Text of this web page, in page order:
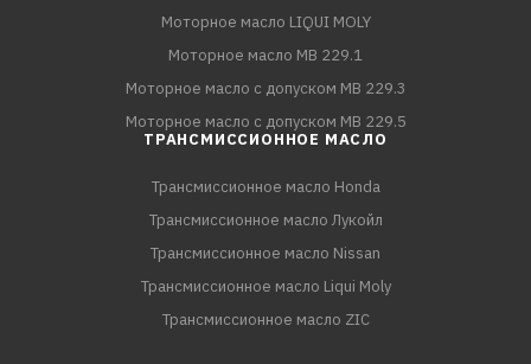
Моторное масло LIQUI MOLY
Моторное масло MB 229.1
Моторное масло с допуском MB 229.3
Моторное масло с допуском MB 229.5
ТРАНСМИССИОННОЕ МАСЛО
Трансмиссионное масло Honda
Трансмиссионное масло Лукойл
Трансмиссионное масло Nissan
Трансмиссионное масло Liqui Moly
Трансмиссионное масло ZIC